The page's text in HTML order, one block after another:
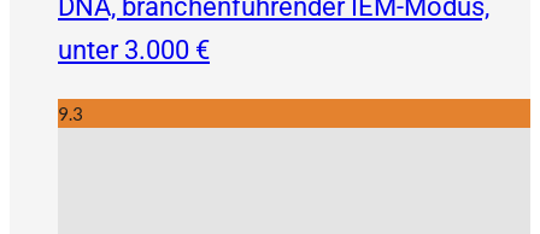
DNA, branchenführender IEM-Modus,
unter 3.000 €
9.3